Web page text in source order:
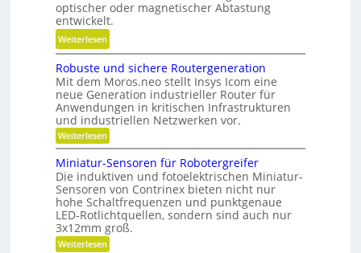
n
i
e
e
n
r
t
s
c
h
a
f
t
i
n
d
e
r
K
u
n
e
r
e
e
t
r
i
e
b
s
z
e
i
t
d
optischer oder magnetischer Abtastung
entwickelt.
Weiterlesen:
B
a
t
t
e
r
i
e
-
u
n
d
g
Robuste und sichere Routergeneration
Mit dem Moros.neo stellt Insys Icom eine
neue Generation industrieller Router für
Anwendungen in kritischen Infrastrukturen
und industriellen Netzwerken vor.
Weiterlesen:
R
o
b
u
s
t
e
u
n
d
Miniatur-Sensoren für Robotergreifer
Die induktiven und fotoelektrischen Miniatur-
Sensoren von Contrinex bieten nicht nur
hohe Schaltfrequenzen und punktgenaue
LED-Rotlichtquellen, sondern sind auch nur
3x12mm groß.
Weiterlesen: